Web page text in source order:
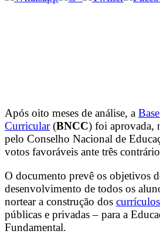
Após oito meses de análise, a
Curricular(BNCC) foi aprovada,
pelo Conselho Nacional de
votos favoráveis ante três
O documento prevê os objetivos
desenvolvimento de todos os
nortear a construção dos
públicas e privadas – para a
Fundamental.